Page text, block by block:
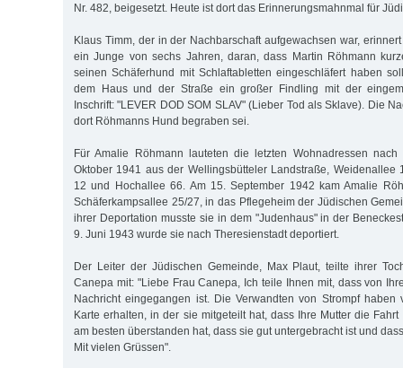
Nr. 482, beigesetzt. Heute ist dort das Erinnerungsmahnmal für
Klaus Timm, der in der Nachbarschaft aufgewachsen war,
ein Junge von sechs Jahren, daran, dass Martin Röhmann
seinen Schäferhund mit Schlaftabletten eingeschläfert haben
dem Haus und der Straße ein großer Findling mit der
Inschrift: "LEVER DOD SOM SLAV" (Lieber Tod als Sklave). Die
dort Röhmanns Hund begraben sei.
Für Amalie Röhmann lauteten die letzten Wohnadressen
Oktober 1941 aus der Wellingsbütteler Landstraße, Weidenallee
12 und Hochallee 66. Am 15. September 1942 kam Amalie
Schäferkampsallee 25/27, in das Pflegeheim der Jüdischen
ihrer Deportation musste sie in dem "Judenhaus" in der
9. Juni 1943 wurde sie nach Theresienstadt deportiert.
Der Leiter der Jüdischen Gemeinde, Max Plaut, teilte ihrer
Canepa mit: "Liebe Frau Canepa, Ich teile Ihnen mit, dass von
Nachricht eingegangen ist. Die Verwandten von Strompf haben
Karte erhalten, in der sie mitgeteilt hat, dass Ihre Mutter die
am besten überstanden hat, dass sie gut untergebracht ist und
Mit vielen Grüssen".